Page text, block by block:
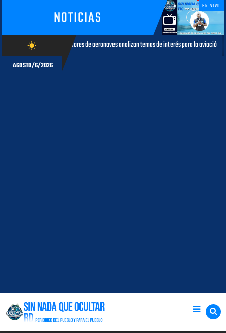
NOTICIAS
EN VIVO
wb_sunny
AGOSTO/6/2026
de aeronaves analizan temas de interés para la aviación civil AGOSTO 05, 2026 Más